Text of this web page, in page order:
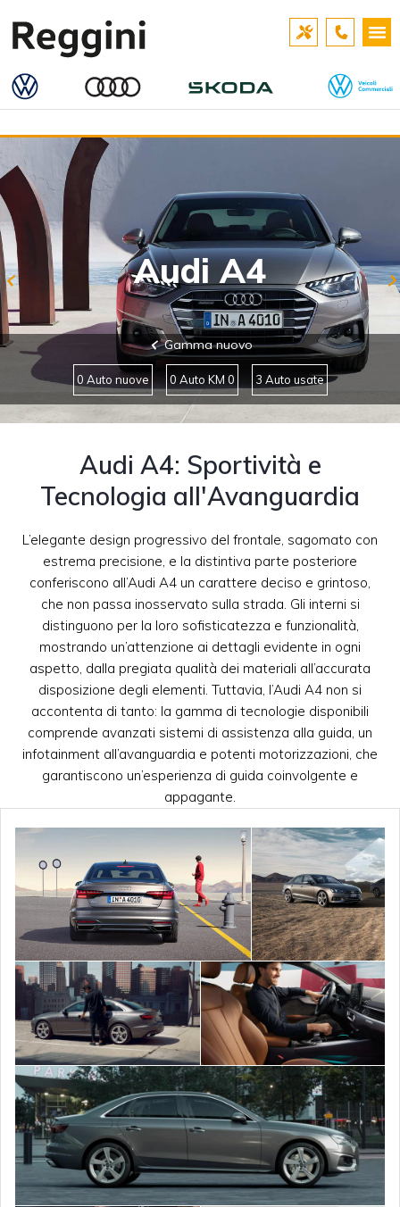
Audi A4
Gamma nuovo
0 Auto nuove 0 Auto KM 0 3 Auto usate
Audi A4: Sportività e
Tecnologia all'Avanguardia
L’elegante design progressivo del frontale, sagomato con
estrema precisione, e la distintiva parte posteriore
conferiscono all’Audi A4 un carattere deciso e grintoso,
che non passa inosservato sulla strada. Gli interni si
distinguono per la loro sofisticatezza e funzionalità,
mostrando un’attenzione ai dettagli evidente in ogni
aspetto, dalla pregiata qualità dei materiali all’accurata
disposizione degli elementi. Tuttavia, l’Audi A4 non si
accontenta di tanto: la gamma di tecnologie disponibili
comprende avanzati sistemi di assistenza alla guida, un
infotainment all’avanguardia e potenti motorizzazioni, che
garantiscono un’esperienza di guida coinvolgente e
appagante.